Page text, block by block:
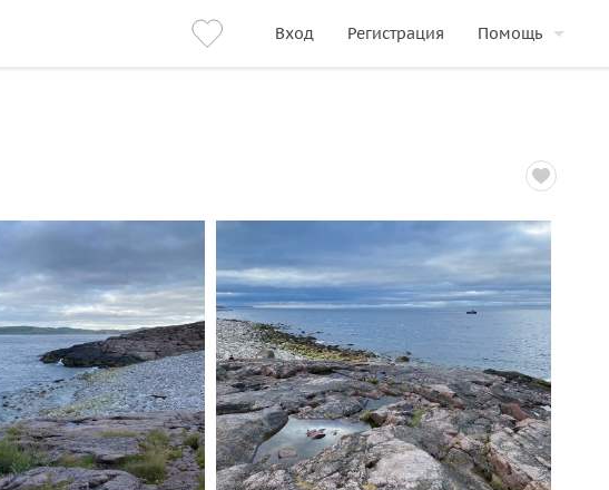
Вход Регистрация Помощь